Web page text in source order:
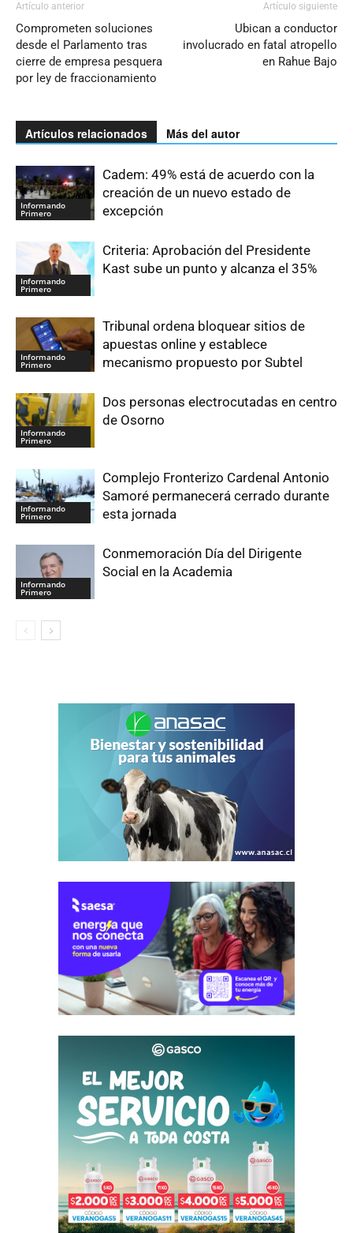
Artículo anterior
Comprometen soluciones
desde el Parlamento tras
cierre de empresa pesquera
por ley de fraccionamiento
Artículo siguiente
Ubican a conductor
involucrado en fatal atropello
en Rahue Bajo
Artículos relacionados Más del autor
Informando
Primero
Cadem: 49% está de acuerdo con la
creación de un nuevo estado de
excepción
Informando
Primero
Criteria: Aprobación del Presidente
Kast sube un punto y alcanza el 35%
Informando
Primero
Tribunal ordena bloquear sitios de
apuestas online y establece
mecanismo propuesto por Subtel
Informando
Primero
Dos personas electrocutadas en centro
de Osorno
Informando
Primero
Complejo Fronterizo Cardenal Antonio
Samoré permanecerá cerrado durante
esta jornada
Informando
Primero
Conmemoración Día del Dirigente
Social en la Academia